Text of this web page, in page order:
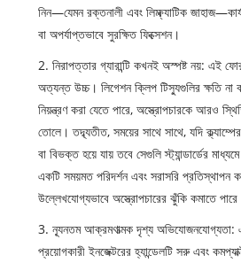
নিন—যেমন রক্তনালী এবং লিম্ফ্যাটিক
বা অপর্যাপ্তভাবে সুরক্ষিত ফিক্সেশন।
2. নিরাপত্তার গ্যারান্টি কখনই অস্পষ্ট নয়: এই
অত্যন্ত উচ্চ। লিগেশন ক্লিপ টিস্যুগুলির ক্ষতি না
নিয়ন্ত্রণ করা যেতে পারে, অস্ত্রোপচারকে আরও
তোলে। তদ্ব্যতীত, সময়ের সাথে সাথে, যদি
বা বিভক্ত হয়ে যায় তবে সেগুলি স্ট্যান্ডার্ডের
একটি সময়মত পরিদর্শন এবং সরাসরি প্রতিস্থাপন
উল্লেখযোগ্যভাবে অস্ত্রোপচারের ঝুঁকি কমাতে
3. ন্যূনতম আক্রমণাত্মক দৃশ্য অভিযোজনযোগ্যতা:
প্রয়োগকারী ইনজেক্টরের হ্যান্ডেলটি সরু এবং